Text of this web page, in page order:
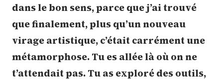
dans le bon sens, parce que j’ai trouvé
que finalement, plus qu’un nouveau
virage artistique, c’était carrément une
métamorphose. Tu es allée là où on ne
t’attendait pas. Tu as exploré des outils,